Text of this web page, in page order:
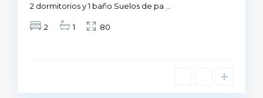
2 dormitorios y 1 baño Suelos de pa
2 1 80